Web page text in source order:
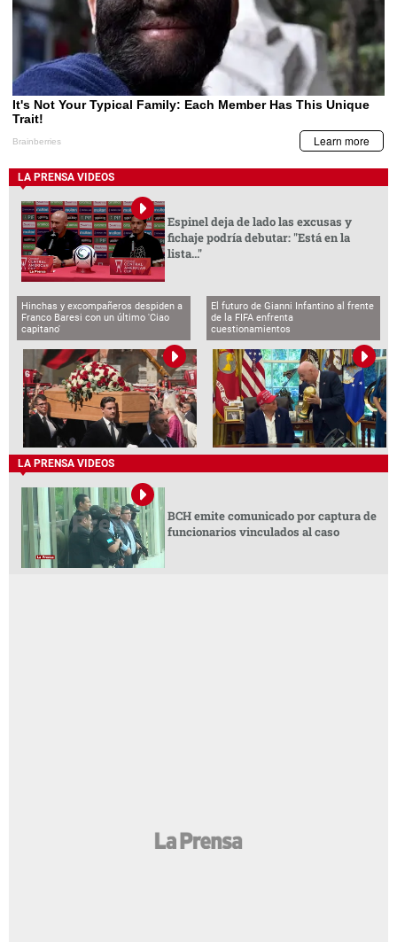
LA PRENSA VIDEOS
Espinel deja de lado las excusas y
fichaje podría debutar: "Está en la
lista..."
Hinchas y excompañeros despiden a
Franco Baresi con un último 'Ciao
capitano'
El futuro de Gianni Infantino al frente
de la FIFA enfrenta
cuestionamientos
LA PRENSA VIDEOS
BCH emite comunicado por captura de
funcionarios vinculados al caso